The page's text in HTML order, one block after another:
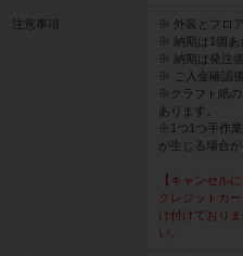
注意事項
※ 外装とフロ
※ 納期は1個あ
※ 納期は発注
※ ご入金確認
※クラフト紙
あります。
※1つ1つ手作
が生じる場合
【キャンセルに
クレジットカ
け付けており
い。